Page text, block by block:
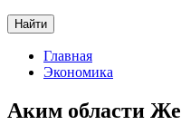
Найти
Главная
Экономика
Аким области